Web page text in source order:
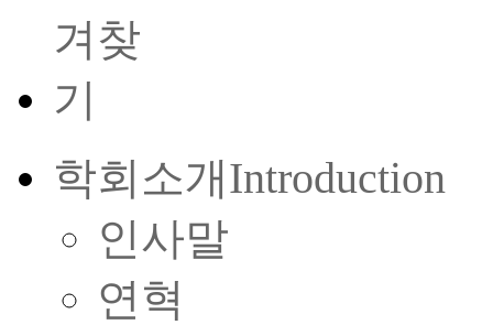
학회소개Introduction
인사말
연혁